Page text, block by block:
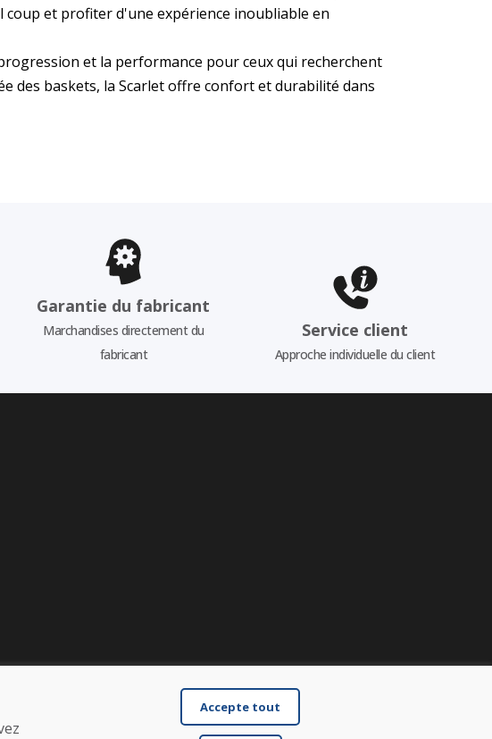
coup et profiter d'une expérience inoubliable en
et la performance pour ceux qui recherchent
des baskets, la Scarlet offre confort et durabilité dans
Garantie du fabricant
Marchandises directement du
fabricant
Service client
Approche individuelle du client
Accepte tout